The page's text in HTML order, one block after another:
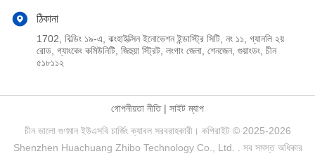
ঠিকানা
1702, বিল্ডিং ১৯-এ, ঝংহাইক্সিন ইনোভেশন ইন্ডাস্ট্রি সিটি, নং ১১, গ্যানলি ২য়
রোড, গ্যাংকেং কমিউনিটি, জিহুয়া স্ট্রিট, লংগাং জেলা, শেনজেন, গুয়াংডং, চীন
৫১৮১১২
গোপনীয়তা নীতি| সাইট ম্যাপ
চীন ভালো গুণমান ইউএসবি চার্জিং ক্যাবল সরবরাহকারী। কপিরাইট © 2025-2026
Shenzhen Huachuang Zhibo Technology Co., Ltd. . সব সমস্ত অধিকার